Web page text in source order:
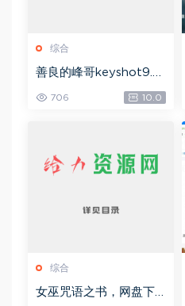
综合
善良的峰哥keyshot9.0
自学宝典，网盘下载(2.3
6G)
706 10.0
综合
女巫咒语之书，网盘下